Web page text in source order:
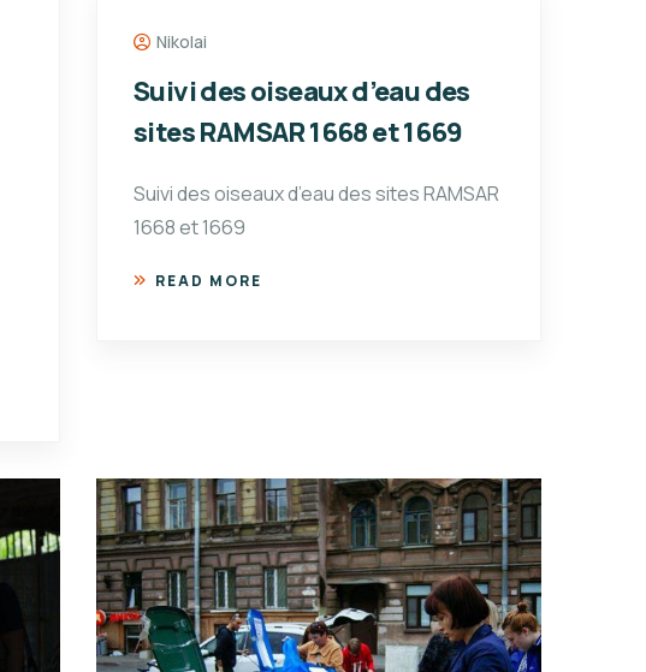
Nikolai
Suivi des oiseaux d’eau des
sites RAMSAR 1668 et 1669
Suivi des oiseaux d’eau des sites RAMSAR
1668 et 1669
READ MORE